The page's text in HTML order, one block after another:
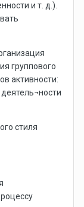
и т. д.).
группового
активности:
стиля